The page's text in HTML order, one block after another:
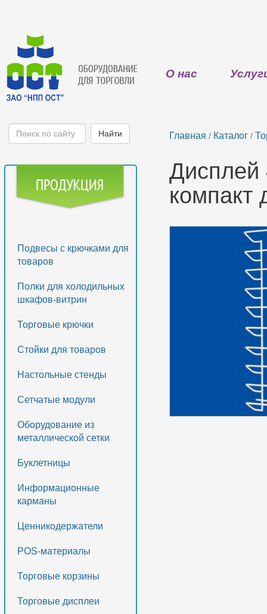
О нас
Подвесы с крючками для
товаров
Полки для холодильных
шкафов-витрин
Торговые крючки
Стойки для товаров
Настольные стенды
Сетчатые модули
Оборудование из
металлической сетки
Буклетницы
Информационные
карманы
Ценникодержатели
POS-материалы
Торговые корзины
Торговые дисплеи
Главная / Каталог /
Дисплей
компакт